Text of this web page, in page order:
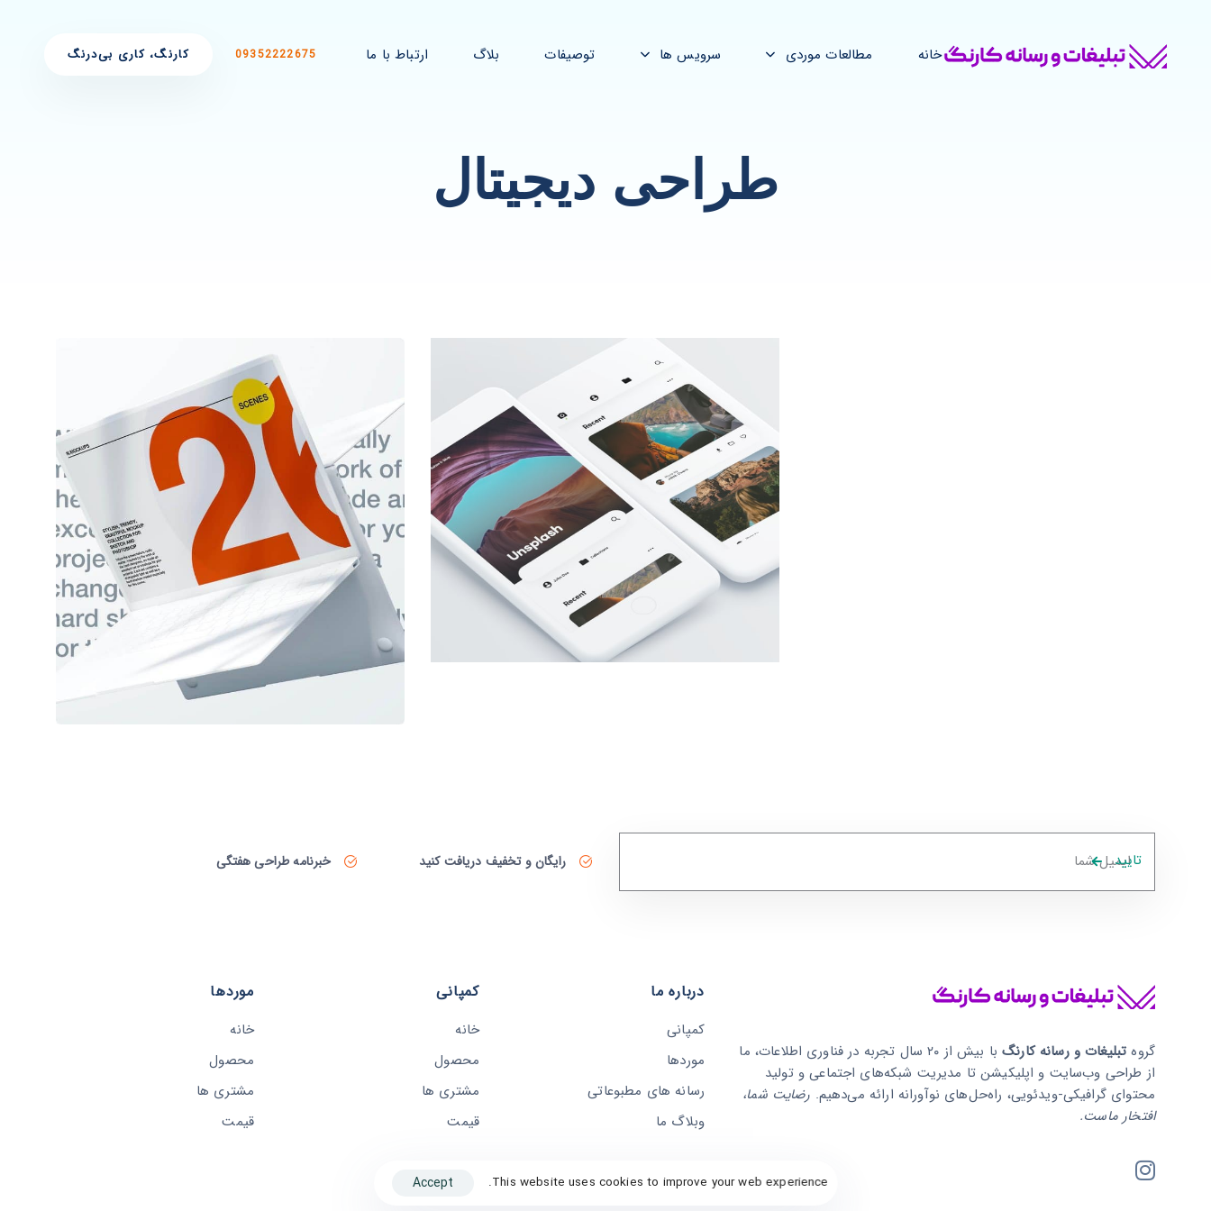
خانه مطالعات موردی سرویس ها توصیفات بلاگ ارتباط با ما 09352222675 کارنگ، کاری بی‌درنگ
طراحی دیجیتال
تایید رایگان و تخفیف دریافت کنید خبرنامه طراحی هفتگی
گروه تبلیغات و رسانه کارنگ
با بیش از ۲۰ سال تجربه در فناوری اطلاعات، ما
از طراحی وب‌سایت و اپلیکیشن تا مدیریت شبکه‌های اجتماعی و تولید
محتوای گرافیکی-ویدئویی، راه‌حل‌های نوآورانه ارائه می‌دهیم. رضایت شما،
افتخار ماست.
درباره ما
کمپانی
موردها
رسانه های مطبوعاتی
وبلاگ ما
کمپانی
خانه
محصول
مشتری ها
قیمت
موردها
خانه
محصول
مشتری ها
قیمت
This website uses cookies to improve your web experience.
Accept